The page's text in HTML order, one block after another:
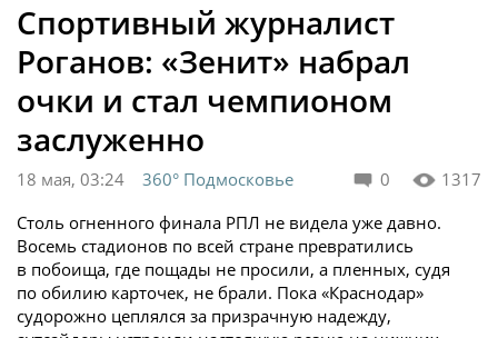
Спортивный журналист
Роганов: «Зенит» набрал
очки и стал чемпионом
заслуженно
0 1317
18 мая, 03:24
360° Подмосковье
Столь огненного финала РПЛ не видела уже давно.
Восемь стадионов по всей стране превратились
в побоища, где пощады не просили, а пленных, судя
по обилию карточек, не брали. Пока «Краснодар»
судорожно цеплялся за призрачную надежду,